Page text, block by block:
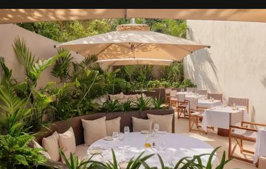
entièreté, entre science des émotions et rituels
reposants.